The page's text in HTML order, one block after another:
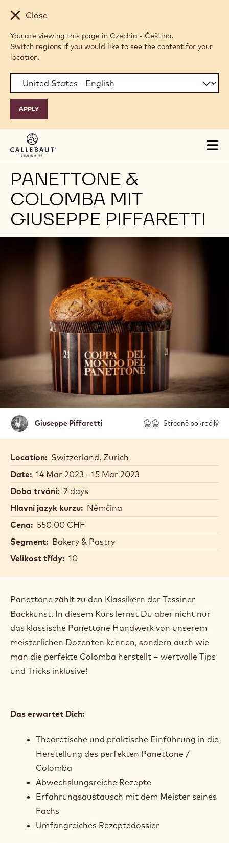
Skip to main content
Close
You are viewing this page in Czechia - Čeština.
Switch regions if you would like to see the content for your
location.
PANETTONE &
COLOMBA MIT
GIUSEPPE PIFFARETTI
Giuseppe
Piffaretti
Giuseppe Piffaretti Středně pokročilý
Location: Switzerland, Zurich
Date: 14 Mar 2023 - 15 Mar 2023
Doba trvání: 2 days
Hlavní jazyk kurzu: Němčina
Cena: 550.00 CHF
Segment: Bakery & Pastry
Velikost třídy: 10
Panettone zählt zu den Klassikern der Tessiner
Backkunst. In diesem Kurs lernst Du aber nicht nur
das klassische Panettone Handwerk von unserem
meisterlichen Dozenten kennen, sondern auch wie
man die perfekte Colomba herstellt – wertvolle Tips
und Tricks inklusive!
Das erwartet Dich:
Theoretische und praktische Einführung in die
Herstellung des perfekten Panettone /
Colomba
Abwechslungsreiche Rezepte
Erfahrungsaustausch mit dem Meister seines
Fachs
Umfangreiches Rezeptedossier